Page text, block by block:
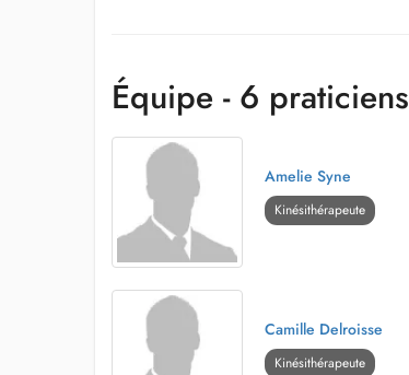
Équipe - 6 praticiens
Amelie Syne
Kinésithérapeute
Camille Delroisse
Kinésithérapeute